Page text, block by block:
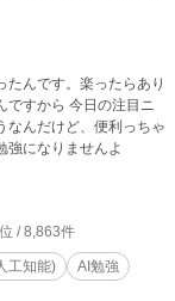
んです。楽ったらあり
日の注目ニ
なんだけど、便利っちゃ
強になりませんよ
位 / 8,863件
工知能)
AI勉強